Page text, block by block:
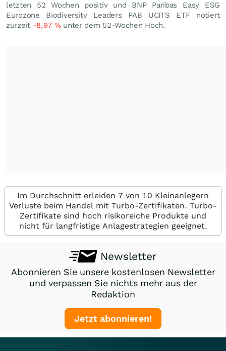
letzten 52 Wochen positiv und BNP Paribas Easy ESG
Eurozone Biodiversity Leaders PAB UCITS ETF notiert
zurzeit -8,97 %unter dem 52-Wochen Hoch.
Im Durchschnitt erleiden 7 von 10 Kleinanlegern
Verluste beim Handel mit Turbo-Zertifikaten. Turbo-
Zertifikate sind hoch risikoreiche Produkte und
nicht für langfristige Anlagestrategien geeignet.
Newsletter
Abonnieren Sie unsere kostenlosen Newsletter
und verpassen Sie nichts mehr aus der
Redaktion
Jetzt abonnieren!